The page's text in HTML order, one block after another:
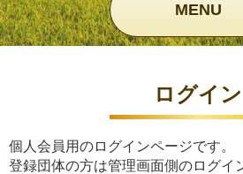
MENU
ログイン
個人会員用のログインページです。
登録団体の方は管理画面側のログイ